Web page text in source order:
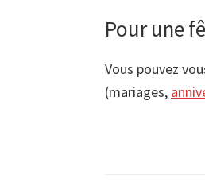
Pour une
Vous pouvez
(mariages,